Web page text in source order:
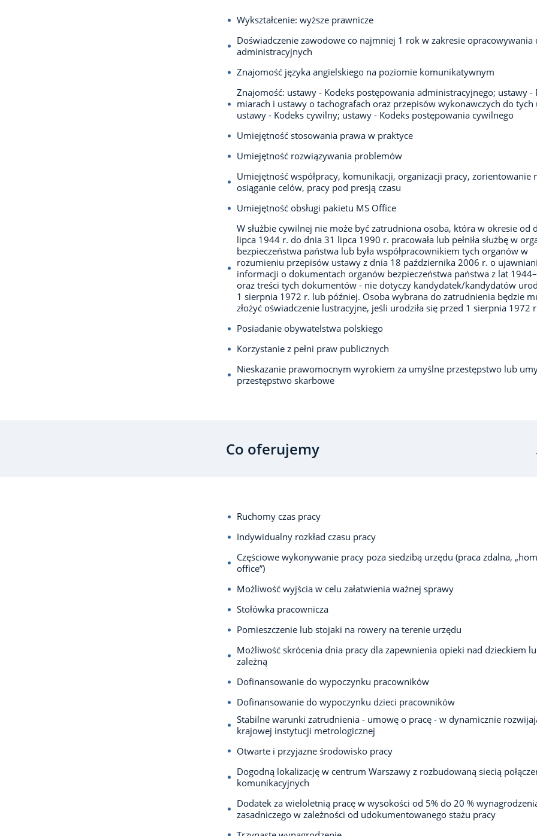
Wykształcenie: wyższe prawnicze
Doświadczenie zawodowe co najmniej 1 rok w zakresie opracowywania
administracyjnych
Znajomość języka angielskiego na poziomie komunikatywnym
Znajomość: ustawy - Kodeks postępowania administracyjnego; ustawy -
miarach i ustawy o tachografach oraz przepisów wykonawczych do tych
ustawy - Kodeks cywilny; ustawy - Kodeks postępowania cywilnego
Umiejętność stosowania prawa w praktyce
Umiejętność rozwiązywania problemów
Umiejętność współpracy, komunikacji, organizacji pracy, zorientowanie
osiąganie celów, pracy pod presją czasu
Umiejętność obsługi pakietu MS Office
W służbie cywilnej nie może być zatrudniona osoba, która w okresie od
lipca 1944 r. do dnia 31 lipca 1990 r. pracowała lub pełniła służbę w
bezpieczeństwa państwa lub była współpracownikiem tych organów w
rozumieniu przepisów ustawy z dnia 18 października 2006 r. o
informacji o dokumentach organów bezpieczeństwa państwa z lat
oraz treści tych dokumentów - nie dotyczy kandydatek/kandydatów
1 sierpnia 1972 r. lub później. Osoba wybrana do zatrudnienia będzie
złożyć oświadczenie lustracyjne, jeśli urodziła się przed 1 sierpnia 1972
Posiadanie obywatelstwa polskiego
Korzystanie z pełni praw publicznych
Nieskazanie prawomocnym wyrokiem za umyślne przestępstwo lub
przestępstwo skarbowe
Co oferujemy
Ruchomy czas pracy
Indywidualny rozkład czasu pracy
Częściowe wykonywanie pracy poza siedzibą urzędu (praca zdalna,
office”)
Możliwość wyjścia w celu załatwienia ważnej sprawy
Stołówka pracownicza
Pomieszczenie lub stojaki na rowery na terenie urzędu
Możliwość skrócenia dnia pracy dla zapewnienia opieki nad dzieckiem
zależną
Dofinansowanie do wypoczynku pracowników
Dofinansowanie do wypoczynku dzieci pracowników
Stabilne warunki zatrudnienia - umowę o pracę - w dynamicznie
krajowej instytucji metrologicznej
Otwarte i przyjazne środowisko pracy
Dogodną lokalizację w centrum Warszawy z rozbudowaną siecią
komunikacyjnych
Dodatek za wieloletnią pracę w wysokości od 5% do 20 %
zasadniczego w zależności od udokumentowanego stażu pracy